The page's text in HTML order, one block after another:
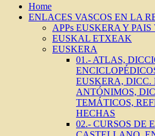
Home
ENLACES VASCOS EN LA
APPs EUSKERA Y PAIS
EUSKAL ETXEAK
EUSKERA
01.- ATLAS,
EUSKERA, DICC.
ANTÓNIMOS,
TEMÁTICOS,
HECHAS
02.- CURSOS DE